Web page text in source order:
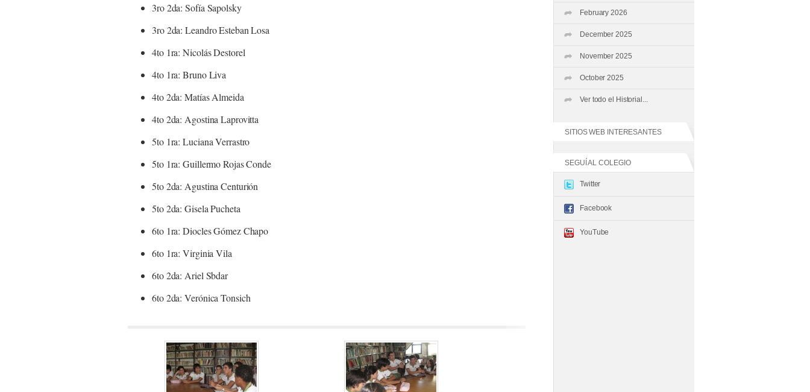
3ro 2da: Sofía Sapolsky
3ro 2da: Leandro Esteban Losa
4to 1ra: Nicolás Destorel
4to 1ra: Bruno Liva
4to 2da: Matías Almeida
4to 2da: Agostina Laprovitta
5to 1ra: Luciana Verrastro
5to 1ra: Guillermo Rojas Conde
5to 2da: Agustina Centurión
5to 2da: Gisela Pucheta
6to 1ra: Diocles Gómez Chapo
6to 1ra: Virginia Vila
6to 2da: Ariel Sbdar
6to 2da: Verónica Tonsich
February 2026
December 2025
November 2025
October 2025
Ver todo el Historial...
SITIOS WEB INTERESANTES
SEGUÍ AL COLEGIO
Twitter
Facebook
YouTube